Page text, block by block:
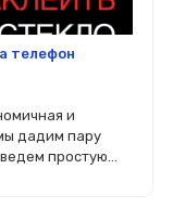
телефон
и
дадим пару
простую